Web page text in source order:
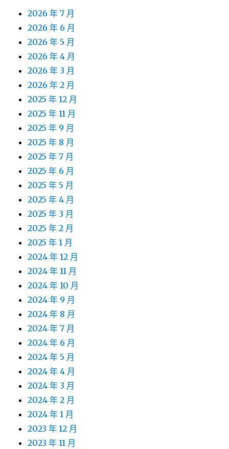
2026 年 7 月
2026 年 6 月
2026 年 5 月
2026 年 4 月
2026 年 3 月
2026 年 2 月
2025 年 12 月
2025 年 11 月
2025 年 9 月
2025 年 8 月
2025 年 7 月
2025 年 6 月
2025 年 5 月
2025 年 4 月
2025 年 3 月
2025 年 2 月
2025 年 1 月
2024 年 12 月
2024 年 11 月
2024 年 10 月
2024 年 9 月
2024 年 8 月
2024 年 7 月
2024 年 6 月
2024 年 5 月
2024 年 4 月
2024 年 3 月
2024 年 2 月
2024 年 1 月
2023 年 12 月
2023 年 11 月